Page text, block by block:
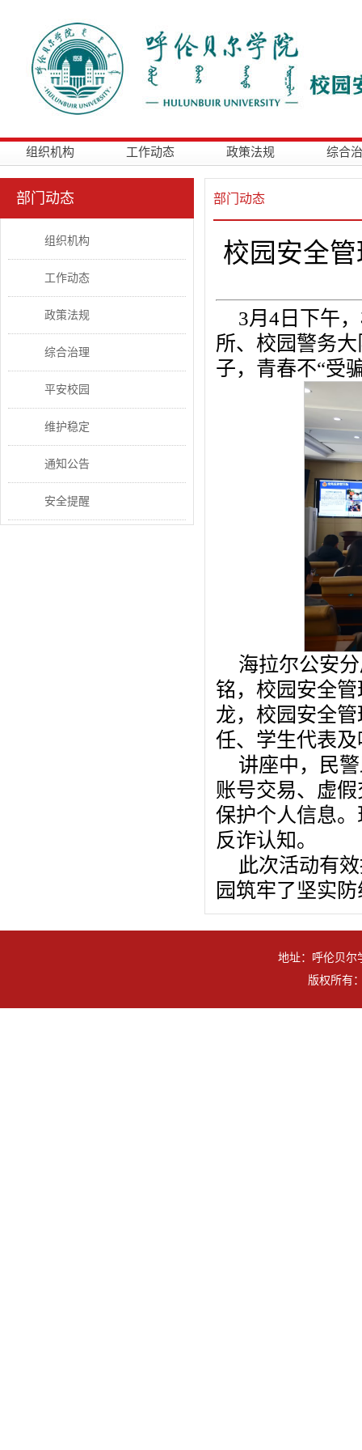
组织机构 工作动态 政策法规 综合
部门动态
组织机构
工作动态
政策法规
综合治理
平安校园
维护稳定
通知公告
安全提醒
部门动态
校园安全
3月4日下午
所、校园警务
子，青春不“受
海拉尔公安
铭，校园安全
龙，校园安全
任、学生代表
讲座中，民
账号交易、虚
保护个人信息
反诈认知。
此次活动有
园筑牢了坚实
地址：呼伦贝尔
版权所有